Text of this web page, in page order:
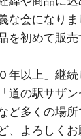
な会になりま
を初めて販
年以上」継
道の駅サザ
ど多くの場
、よろしくお